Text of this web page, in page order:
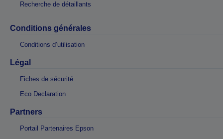
Recherche de détaillants
Conditions générales
Conditions d’utilisation
Légal
Fiches de sécurité
Eco Declaration
Partners
Portail Partenaires Epson